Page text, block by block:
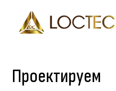
Проектируем